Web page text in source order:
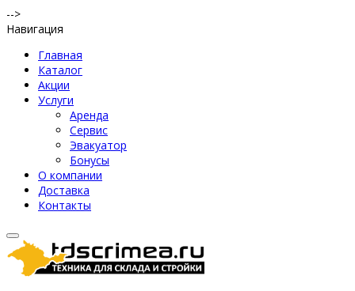
-->
Навигация
Главная
Каталог
Акции
Услуги
Аренда
Сервис
Эвакуатор
Бонусы
О компании
Доставка
Контакты